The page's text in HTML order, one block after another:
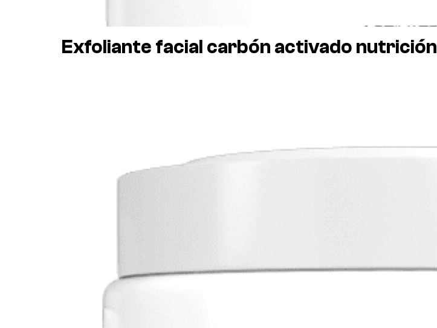
Exfoliante facial carbón activado nutrición